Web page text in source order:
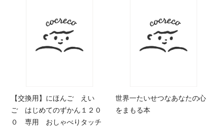
【交換用】にほんご えい
ご はじめてのずかん１２０
０ 専用 おしゃべりタッチ
世界一たいせつなあなたの心
をまもる本